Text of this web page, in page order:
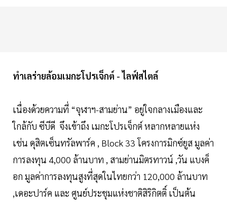
ทำเลร่ายล้อมเมกะโปรเจ็กต์ - ไลฟ์สไตล์
เนื่องด้วยความที่ “จุฬาฯ-สามย่าน” อยู่ใจกลางเมืองและ
ใกล้กับ ซีบีดี จึงเข้าถึง เมกะโปรเจ็กต์ หลากหลายแห่ง
เช่น ดุสิตเซ็นทรัลพาร์ค , Block 33 โครงการมิกซ์ยูส มูลค่า
การลงทุน 4,000 ล้านบาท , สามย่านมิตรทาวน์ ,วัน แบงค็
อก มูลค่าการลงทุนสูงที่สุดในไทยกว่า 120,000 ล้านบาท
,เดอะปาร์ค และ ศูนย์ประชุมแห่งชาติสิริกิตติ์ เป็นต้น